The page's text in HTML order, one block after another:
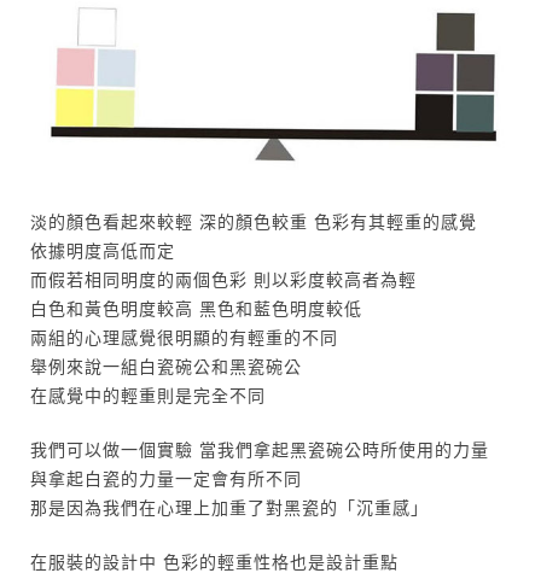
淡的顏色看起來較輕 深的顏色較重 色彩有其輕重的感覺
依據明度高低而定
而假若相同明度的兩個色彩 則以彩度較高者為輕
白色和黃色明度較高 黑色和藍色明度較低
兩組的心理感覺很明顯的有輕重的不同
舉例來說一組白瓷碗公和黑瓷碗公
在感覺中的輕重則是完全不同
我們可以做一個實驗 當我們拿起黑瓷碗公時所使用的力量
與拿起白瓷的力量一定會有所不同
那是因為我們在心理上加重了對黑瓷的「沉重感」
在服裝的設計中 色彩的輕重性格也是設計重點